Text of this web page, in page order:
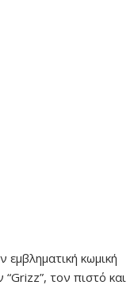
κωμική
τον πιστό και